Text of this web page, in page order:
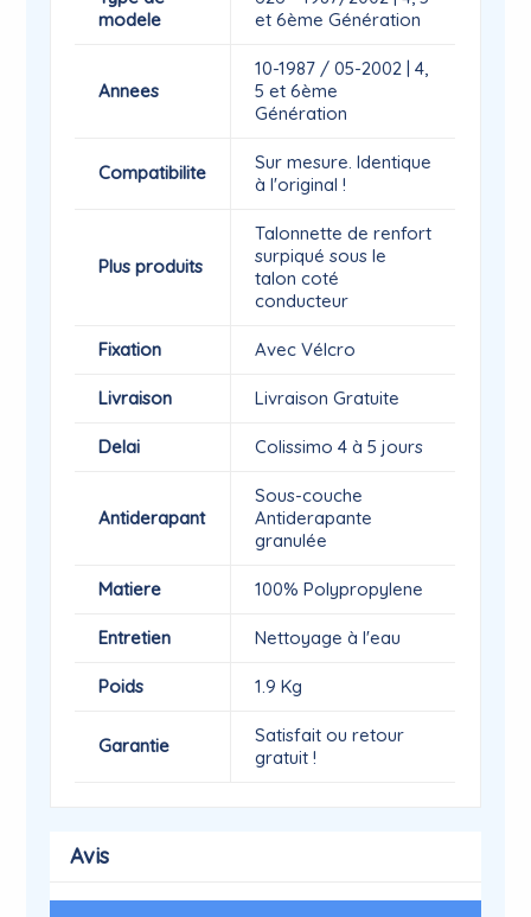
modele
et 6ème Génération
Annees
10-1987 / 05-2002 | 4,
5 et 6ème
Génération
Compatibilite
Sur mesure. Identique
à l'original !
Plus produits
Talonnette de renfort
surpiqué sous le
talon coté
conducteur
Fixation Avec Vélcro
Livraison Livraison Gratuite
Delai Colissimo 4 à 5 jours
Antiderapant
Sous-couche
Antiderapante
granulée
Matiere 100% Polypropylene
Entretien Nettoyage à l'eau
Poids 1.9 Kg
Garantie
Satisfait ou retour
gratuit !
Avis